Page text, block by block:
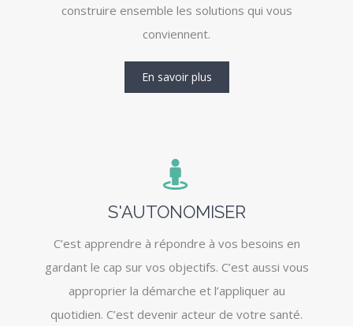
construire ensemble les solutions qui vous
conviennent.
En savoir plus
S'AUTONOMISER
C’est apprendre à répondre à vos besoins en
gardant le cap sur vos objectifs. C’est aussi vous
approprier la démarche et l’appliquer au
quotidien. C’est devenir acteur de votre santé.